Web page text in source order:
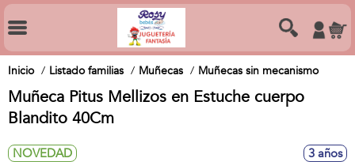
Inicio Listado familias Muñecas Muñecas sin mecanismo
Muñeca Pitus Mellizos en Estuche cuerpo
Blandito 40Cm
NOVEDAD 3 años